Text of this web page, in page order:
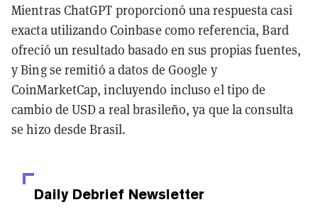
Mientras ChatGPT proporcionó una respuesta casi
exacta utilizando Coinbase como referencia, Bard
ofreció un resultado basado en sus propias fuentes,
y Bing se remitió a datos de Google y
CoinMarketCap, incluyendo incluso el tipo de
cambio de USD a real brasileño, ya que la consulta
se hizo desde Brasil.
Daily Debrief Newsletter